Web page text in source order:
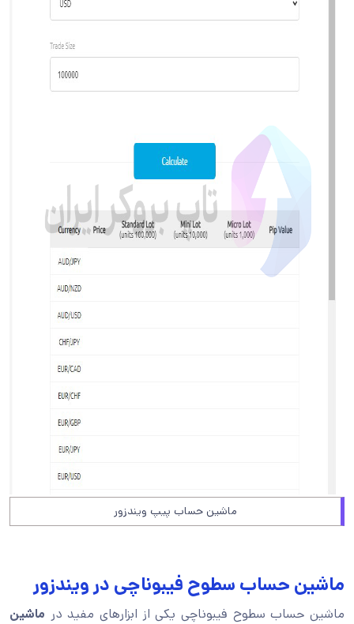
ماشين حساب پيپ ویندزور
ماشین حساب سطوح فیبوناچی در ویندزور
ماشین حساب سطوح فیبوناچی یکی از ابزارهای مفید در ماشین